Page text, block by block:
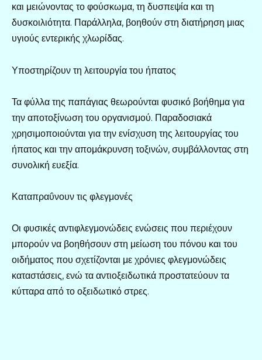
και μειώνοντας το φούσκωμα, τη δυσπεψία και τη
δυσκοιλιότητα. Παράλληλα, βοηθούν στη διατήρηση μιας
υγιούς εντερικής χλωρίδας.
Υποστηρίζουν τη λειτουργία του ήπατος
Τα φύλλα της παπάγιας θεωρούνται φυσικό βοήθημα για
την αποτοξίνωση του οργανισμού. Παραδοσιακά
χρησιμοποιούνται για την ενίσχυση της λειτουργίας του
ήπατος και την απομάκρυνση τοξινών, συμβάλλοντας στη
συνολική ευεξία.
Καταπραΰνουν τις φλεγμονές
Οι φυσικές αντιφλεγμονώδεις ενώσεις που περιέχουν
μπορούν να βοηθήσουν στη μείωση του πόνου και του
οιδήματος που σχετίζονται με χρόνιες φλεγμονώδεις
καταστάσεις, ενώ τα αντιοξειδωτικά προστατεύουν τα
κύτταρα από το οξειδωτικό στρες.